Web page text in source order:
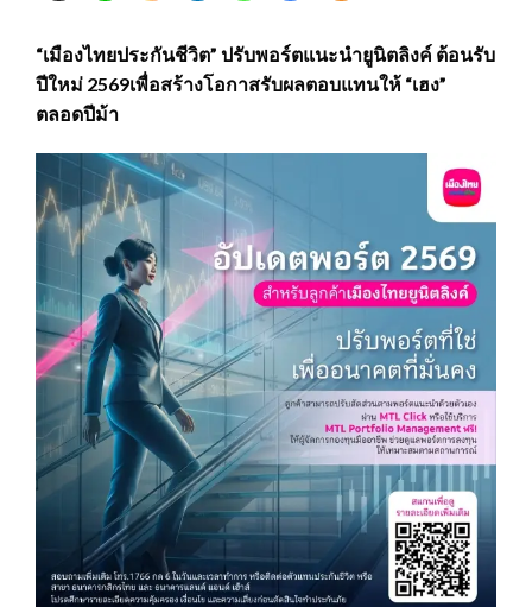
“เมืองไทยประกันชีวิต” ปรับพอร์ตแนะนำยูนิตลิงค์ ต้อนรับ
ปีใหม่ 2569เพื่อสร้างโอกาสรับผลตอบแทนให้ “เฮง”
ตลอดปีม้า